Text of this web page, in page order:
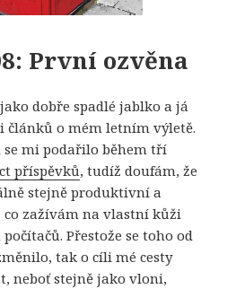
První ozvěna
dobře spadlé jablko a já
článků o mém letním výletě.
se mi podařilo během tří
příspěvků, tudíž doufám, že
stejně produktivní a
co zažívám na vlastní kůži
Přestože se toho od
tak o cíli mé cesty
neboť stejně jako vloni,